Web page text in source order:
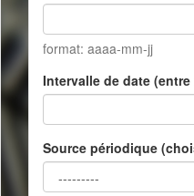
format: aaaa-mm-jj
Intervalle de date (entre
Source périodique